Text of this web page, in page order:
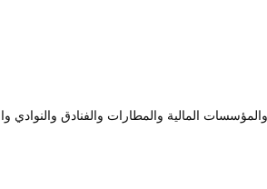
المالية والمطارات والفنادق والنوادي